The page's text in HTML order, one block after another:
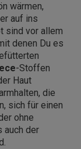
wärmen,
auf ins
sind vor allem
denen Du es
-Stoffen
Haut
die
sich für einen
ohne
auch der